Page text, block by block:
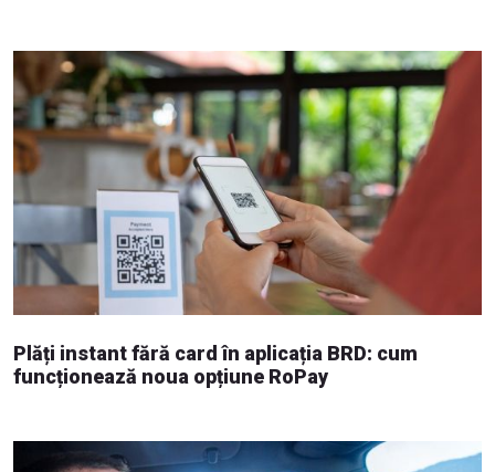
Plăți instant fără card în aplicația BRD: cum
funcționează noua opțiune RoPay